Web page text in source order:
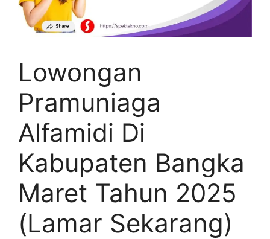
Lowongan
Pramuniaga
Alfamidi Di
Kabupaten Bangka
Maret Tahun 2025
(Lamar Sekarang)